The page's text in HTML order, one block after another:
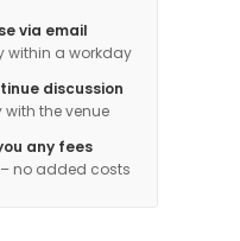
via email
within a workday
discussion
the venue
any fees
no added costs